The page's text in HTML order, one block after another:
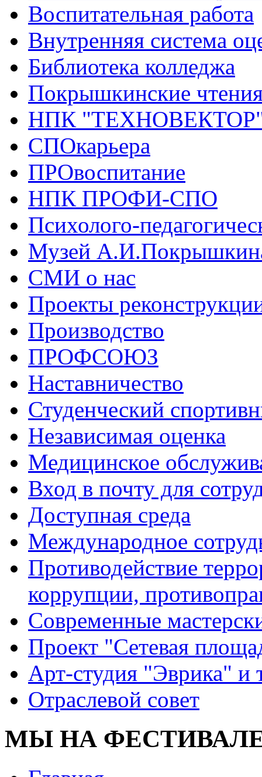
Воспитательная работа
Внутренняя система
Библиотека колледжа
Покрышкинские
НПК
СПОкарьера
ПРОвоспитание
НПК ПРОФИ-СПО
Психолого-
Музей
СМИ о нас
Проекты
Производство
ПРОФСОЮЗ
Наставничество
Студенческий
Независимая оценка
Медицинское
Вход в почту для
Доступная среда
Международное
Противодействие
коррупции,
Современные
Проект "Сетевая
Арт-студия "Эврика" и
Отраслевой совет
МЫ НА ФЕСТИВАЛЕ